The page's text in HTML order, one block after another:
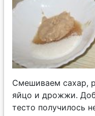
Смешиваем сахар,
яйцо и дрожжи.
тесто получилось